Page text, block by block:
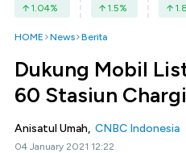
1.04% 1.5%
HOME News Berita
Dukung Mobil
60 Stasiun
Anisatul Umah, CNBC Indonesia
04 January 2021 12:22